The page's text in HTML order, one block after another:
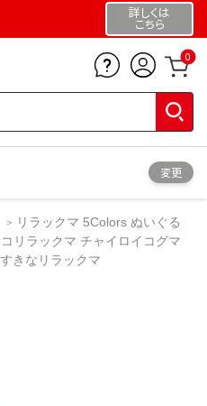
詳しくは
こちら
0
変更
リラックマ 5Colors ぬいぐる
リラックマ チャイロイコグマ
きなリラックマ